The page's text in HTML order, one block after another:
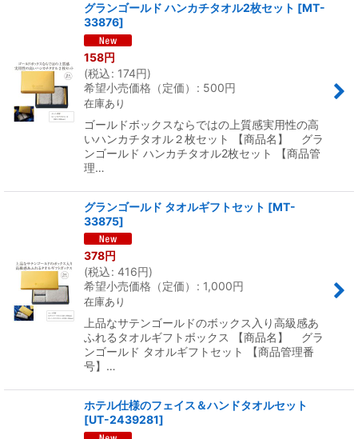
グランゴールド ハンカチタオル2枚セット [MT-
33876]
158円
(税込: 174円)
希望小売価格（定価）
: 500円
在庫あり
ゴールドボックスならではの上質感実用性の高
いハンカチタオル２枚セット 【商品名】 グラ
ンゴールド ハンカチタオル2枚セット 【商品管
理…
グランゴールド タオルギフトセット [MT-
33875]
378円
(税込: 416円)
希望小売価格（定価）
: 1,000円
在庫あり
上品なサテンゴールドのボックス入り高級感あ
ふれるタオルギフトボックス 【商品名】 グラ
ンゴールド タオルギフトセット 【商品管理番
号】…
ホテル仕様のフェイス＆ハンドタオルセット
[UT-2439281]